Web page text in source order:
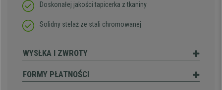
Doskonałej jakości tapicerka z tkaniny
Solidny stelaż ze stali chromowanej
WYSŁKA I ZWROTY
FORMY PŁATNOŚCI